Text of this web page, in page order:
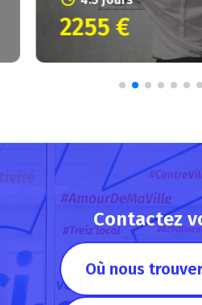
Contactez
Où nous